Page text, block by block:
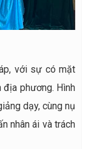
với sự có mặt
địa phương. Hình
dạy, cùng nụ
nhân ái và trách